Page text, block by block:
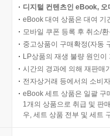
용성」에서 도승연 교수
비판적이고 창조적인
바라보는 것은 완전히 다
다루고 있다는 점에서
『논어』와 『맹자』를
된다고 단호히 말하고 있
디지털 컨텐츠인 eBook,
eBook 대여 상품은 대여 기
모바일 쿠폰 등록 후 취소/
중고상품이 구매확정(자동
LP상품의 재생 불량 원인
시간의 경과에 의해 재판매
전자상거래 등에서의 소비
eBook 세트 상품은 일괄 구
1개의 상품으로 취급 및 판
우, 세트 상품 전부 및 세트